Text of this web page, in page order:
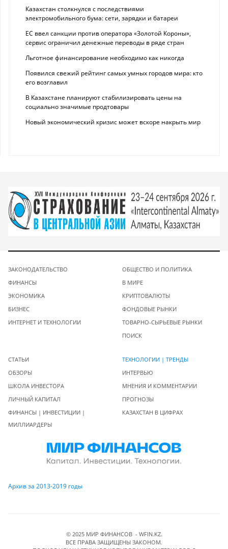
Казахстан столкнулся с последствиями
электромобильного бума: сети, зарядки и батареи
ЕС ввел санкции против оператора «Золотой Короны»,
сервис ограничил денежные переводы в ряде стран
Льготное финансирование необходимо как никогда
Появился свежий рейтинг самых умных городов мира: кто
его возглавил
В Казахстане планируют стабилизировать цены на
социально значимые продтовары
Новый экономический кризис может вскоре накрыть мир
ЗАКОНОДАТЕЛЬСТВО
ФИНАНСЫ
ЭКОНОМИКА
БИЗНЕС
ИНТЕРНЕТ И ТЕХНОЛОГИИ
ОБЩЕСТВО И ПОЛИТИКА
В МИРЕ
КРИПТОВАЛЮТЫ
ФОНДОВЫЕ РЫНКИ
ТОВАРНО-СЫРЬЕВЫЕ РЫНКИ
ПОИСК
СТАТЬИ
ОБЗОРЫ
ШКОЛА ИНВЕСТОРА
ЛИЧНЫЙ КАПИТАЛ
ФИНАНСЫ | ИНВЕСТИЦИИ |
МИЛЛИАРДЕРЫ
ТЕХНОЛОГИИ | ТРЕНДЫ
ИНТЕРВЬЮ
МНЕНИЯ И КОММЕНТАРИИ
ПРОГНОЗЫ
КАЗАХСТАН В ЦИФРАХ
Архив за 2013-2019 годы
© 2025 МИР ФИНАНСОВ - WFIN.KZ.
ВСЕ ПРАВА ЗАЩИЩЕНЫ ЗАКОНОМ.